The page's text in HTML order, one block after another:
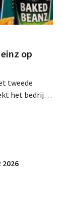
op
tweede
het bedrijf
2026